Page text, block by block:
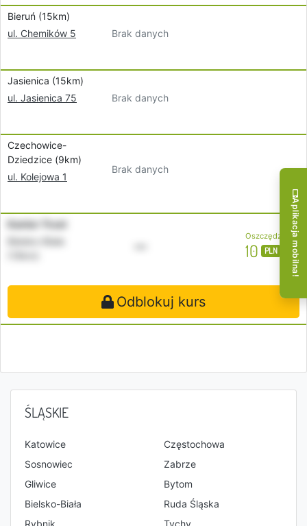
Bieruń (15km)
ul. Chemików 5
Brak danych
Jasienica (15km)
ul. Jasienica 75
Brak danych
Czechowice-
Dziedzice (9km)
ul. Kolejowa 1
Brak danych
Kantor Trust
•••
Oszczędzasz
10 PLN
Odblokuj kurs
ŚLĄSKIE
Katowice
Częstochowa
Sosnowiec
Zabrze
Gliwice
Bytom
Bielsko-Biała
Ruda Śląska
Rybnik
Tychy
Aplikacja mobilna!